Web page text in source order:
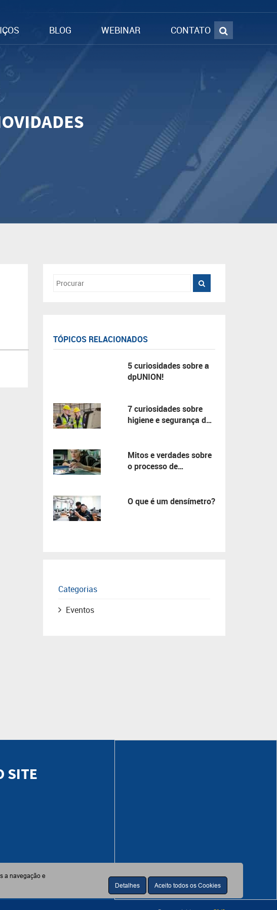
BLOG WEBINAR CONTATO
TÓPICOS RELACIONADOS
5 curiosidades sobre a
dpUNION!
7 curiosidades sobre
higiene e segurança do
Mitos e verdades sobre
o processo de
O que é um densímetro?
Categorias
Eventos
SITE
a navegação e
Detalhes Aceito todos os Cookies